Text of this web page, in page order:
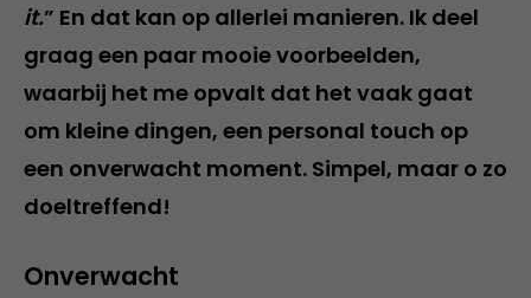
it.” En dat kan op allerlei manieren. Ik deel
graag een paar mooie voorbeelden,
waarbij het me opvalt dat het vaak gaat
om kleine dingen, een personal touch op
een onverwacht moment. Simpel, maar o zo
doeltreffend!
Onverwacht